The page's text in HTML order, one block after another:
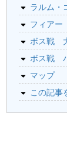
ラルム・
フィア
ボス戦
ボス戦
マップ
この記事